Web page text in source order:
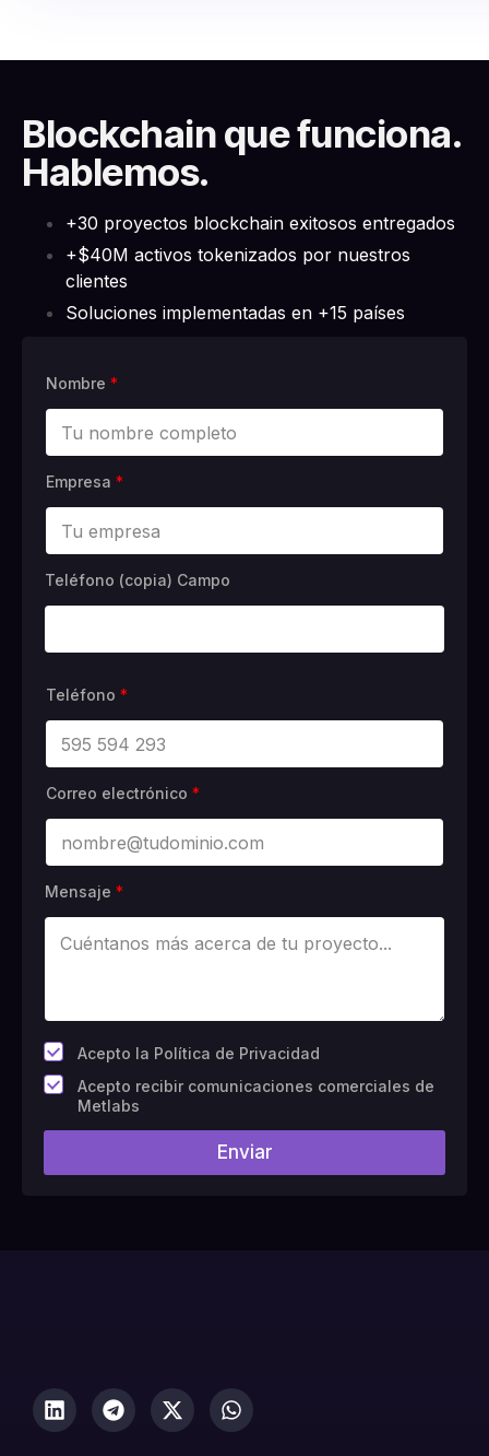
Blockchain que funciona.
Hablemos.
+30 proyectos blockchain exitosos entregados
+$40M activos tokenizados por nuestros
clientes
Soluciones implementadas en +15 países
Nombre *
Empresa *
Teléfono (copia) Campo
Teléfono *
Correo electrónico *
Mensaje *
*
Acepto la Política de Privacidad
C
a
p
#
Acepto recibir comunicaciones comerciales de
Metlabs
Enviar